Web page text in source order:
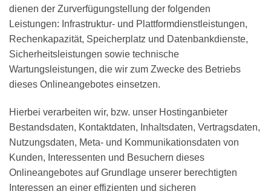
dienen der Zurverfügungstellung der folgenden
Leistungen: Infrastruktur- und Plattformdienstleistungen,
Rechenkapazität, Speicherplatz und Datenbankdienste,
Sicherheitsleistungen sowie technische
Wartungsleistungen, die wir zum Zwecke des Betriebs
dieses Onlineangebotes einsetzen.
Hierbei verarbeiten wir, bzw. unser Hostinganbieter
Bestandsdaten, Kontaktdaten, Inhaltsdaten, Vertragsdaten,
Nutzungsdaten, Meta- und Kommunikationsdaten von
Kunden, Interessenten und Besuchern dieses
Onlineangebotes auf Grundlage unserer berechtigten
Interessen an einer effizienten und sicheren